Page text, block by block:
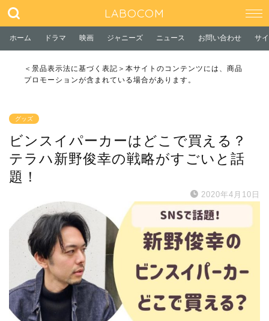
LABOCOM
ホーム ドラマ 映画 ジャニーズ ニュース お問い合わせ サ
＜景品表示法に基づく表記＞本サイトのコンテンツには、商品
プロモーションが含まれている場合があります。
グッズ
ビンスイパーカーはどこで買える？
テラハ新野俊幸の戦略がすごいと話
題！
2020年4月10日